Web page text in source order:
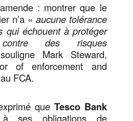
: montrer que le
n’a « aucune tolérance
qui échouent à protéger
des risques
Mark Steward,
of enforcement and
FCA.
que Tesco Bank
ses obligations de